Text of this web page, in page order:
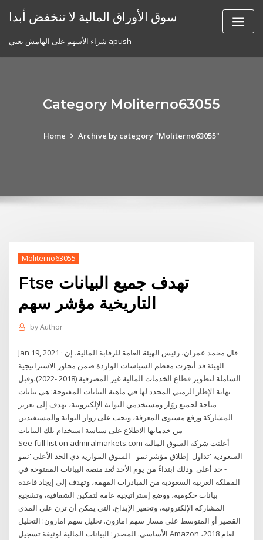
سوق الأوراق المالية لا تنخفض أبدا
شراء الأسهم على الهامش يعني apush
Category Moliterno63055
Home Archive by category "Moliterno63055"
Moliterno63055
Ftse تهدف جميع البيانات
التاريخية مؤشر سهم
byAuthor
Jan 19, 2021 · قال محمد عمران، رئيس الهيئة العامة للرقابة المالية، إن
الهيئة قد أنجزت معظم السياسات الواردة ضمن محاور الاستراتيجية
الشاملة لتطوير قطاع الخدمات المالية غير المصرفية (2018 -2022)،وقبل
نهاية الإطار الزمني المحدد لها في ماهية البيانات المفتوحة: هي بيانات
متاحة لجميع زوّار ومستخدمي البوابة الإلكترونية، تهدف إلى تعزيز
المشاركة ورفع مستوى المعرفة، ويجب على زوار البوابة والمستفيدين
من خدماتها الاطلاع على سياسة استخدام تلك البيانات
See full list on admiralmarkets.com أعلنت شركة السوق المالية
السعودية 'تداول' إطلاق مؤشر نمو - السوق الموازية ذي الحد الأعلى 'نمو
- حد أعلى' وذلك ابتداءً من يوم الأحد تُعد منصة البيانات المفتوحة في
المملكة العربية السعودية من المبادرات المهمة، وتهدف إلى إيجاد قاعدة
بيانات حكومية، ووضع إستراتيجية عامة لتمكين الشفافية، وتشجيع
المشاركة الإلكترونية، وتحفيز الإبداع. التي يمكن أن تزن على المدى
القصير أو المتوسط على مسار سهم امازون. تحليل سهم امازون: التحليل
الأساسي. المصدر: البيانات المالية لوثيقة تسجيل Amazon لعام 2018،